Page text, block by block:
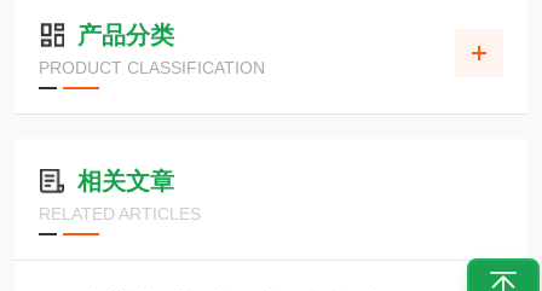
产品分类
PRODUCT CLASSIFICATION
相关文章
RELATED ARTICLES